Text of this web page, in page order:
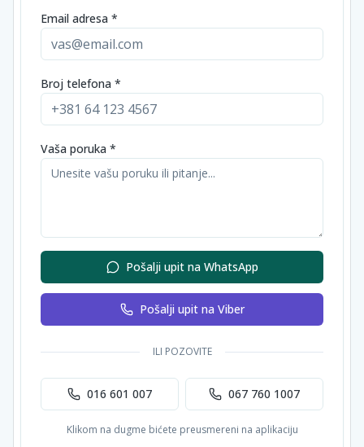
Email adresa *
Broj telefona *
Vaša poruka *
Pošalji upit na WhatsApp
Pošalji upit na Viber
ILI POZOVITE
016 601 007 067 760 1007
Klikom na dugme bićete preusmereni na aplikaciju